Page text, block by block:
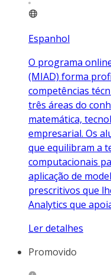
Espanhol
O programa
(MIAD) forma
competências
três áreas do
matemática,
empresarial. Os
que equilibram a
computacionais
aplicação de
prescritivos que
Analytics que
Ler detalhes
Promovido